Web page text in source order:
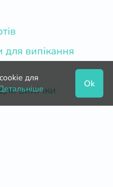
для випікання
випічки
для
Ok